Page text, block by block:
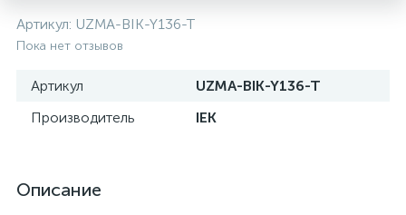
Артикул: UZMA-BIK-Y136-T
Пока нет отзывов
Артикул
UZMA-BIK-Y136-T
Производитель
IEK
Описание